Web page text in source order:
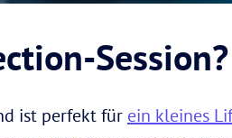
Session?
ist perfekt für ein kleines